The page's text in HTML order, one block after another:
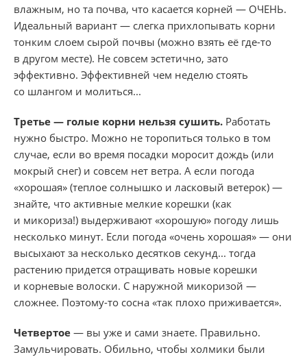
влажным, но та почва, что касается корней — ОЧЕНЬ.
Идеальный вариант — слегка прихлопывать корни
тонким слоем сырой почвы (можно взять её где-то
в другом месте). Не совсем эстетично, зато
эффективно. Эффективней чем неделю стоять
со шлангом и молиться...
Третье — голые корни нельзя сушить. Работать
нужно быстро. Можно не торопиться только в том
случае, если во время посадки моросит дождь (или
мокрый снег) и совсем нет ветра. А если погода
«хорошая» (теплое солнышко и ласковый ветерок) —
знайте, что активные мелкие корешки (как
и микориза!) выдерживают «хорошую» погоду лишь
несколько минут. Если погода «очень хорошая» — они
высыхают за несколько десятков секунд... тогда
растению придется отращивать новые корешки
и корневые волоски. С наружной микоризой —
сложнее. Поэтому-то сосна «так плохо приживается».
Четвертое — вы уже и сами знаете. Правильно.
Замульчировать. Обильно, чтобы холмики были